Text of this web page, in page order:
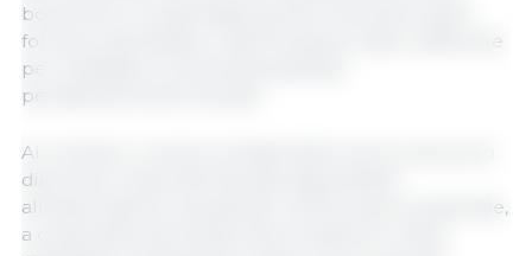
bovina sono rimasti stabili poiché l'aumento delle
forniture dal Brasile e dall'Oceania è stato sufficiente
per soddisfare la domanda globale
persistentemente elevata.
Al contrario, i prezzi mondiali della carne suina sono
diminuiti a causa dell'elevata disponibilità
all'esportazione, soprattutto nell'Europa occidentale,
a causa della domanda interna debole e delle